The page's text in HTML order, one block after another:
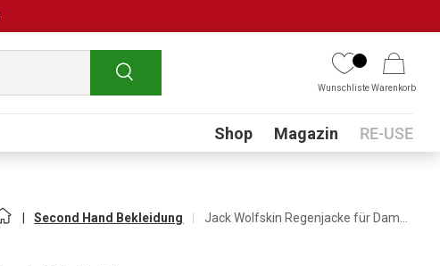
Suchen
WunschlisteWarenkorb
Submenu
Shop Magazin RE-USE
Second Hand Bekleidung